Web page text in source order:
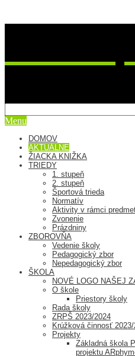
Menu
DOMOV
AKTUÁLNE
ŽIACKA KNIŽKA
TRIEDY
1. stupeň
2. stupeň
Športová trieda
Normatív
Aktivity v rámci
Zvonenie
Prázdniny
ZBOROVŇA
Vedenie školy
Pedagogický zbor
Nepedagogický zbor
ŠKOLA
NOVÉ LOGO NAŠEJ
O škole
Priestory školy
Rada školy
ZRPŠ 2023/2024
Krúžková činnosť 2023/
Projekty
Základná škola
projektu